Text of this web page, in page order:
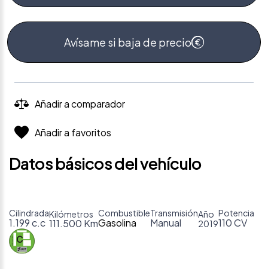
Avísame si baja de precio
Añadir a comparador
Añadir a favoritos
Datos básicos del vehículo
Cilindrada
1.199 c.c
Kilómetros
111.500 Km
Combustible
Gasolina
Transmisión
Manual
Año
2019
Potencia
110 CV